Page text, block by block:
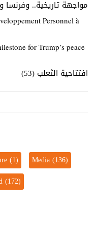
مواجهة تاريخية.. وفرنسا
Personnel à
for Trump’s peace
افتتاحية الثعلب (53)
(1) Media(136)
(172)